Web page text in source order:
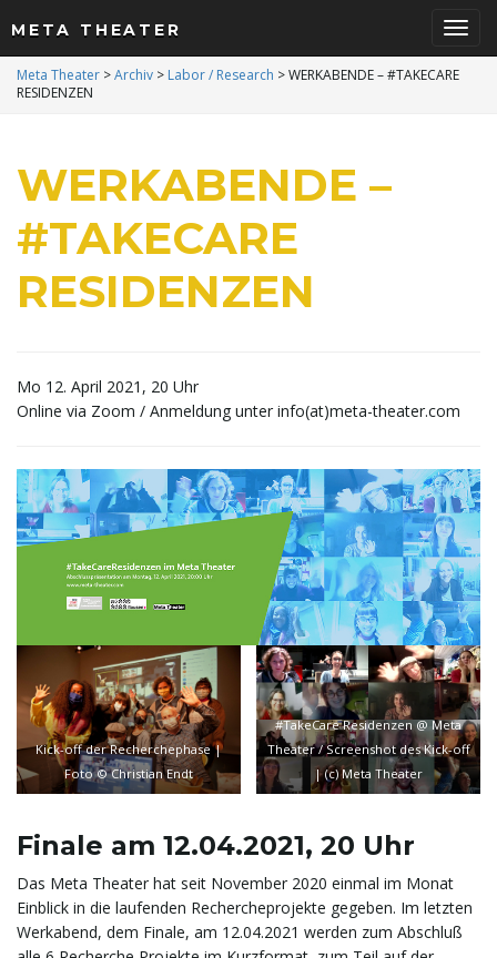
S
t
e
N
v
META THEATER
Meta Theater >Archiv > Labor / Research >WERKABENDE – #TAKECARE
RESIDENZEN
WERKABENDE –
#TAKECARE
RESIDENZEN
Mo 12. April 2021, 20 Uhr
Online via Zoom / Anmeldung unter info(at)meta-theater.com
Kick-off der Recherchephase |
Foto © Christian Endt
#TakeCare Residenzen @ Meta
Theater / Screenshot des Kick-off
| (c) Meta Theater
Finale am 12.04.2021, 20 Uhr
Das Meta Theater hat seit November 2020 einmal im Monat
Einblick in die laufenden Rechercheprojekte gegeben. Im letzten
Werkabend, dem Finale, am 12.04.2021 werden zum Abschluß